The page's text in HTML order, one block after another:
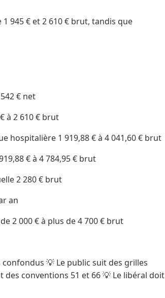
945 € et 2 610 € brut, tandis que
€ net
à 2 610 € brut
hospitalière 1 919,88 € à 4 041,60 € brut
€ à 4 784,95 € brut
2 280 € brut
an
2 000 € à plus de 4 700 € brut
💡 Le public suit des grilles
conventions 51 et 66 💡 Le libéral doit